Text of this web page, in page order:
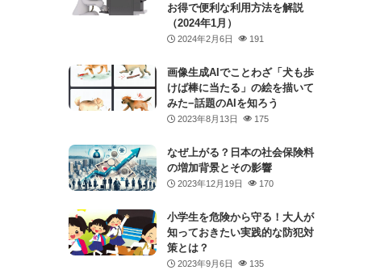
お得で便利な利用方法を解説
（2024年1月）
2024年2月6日 191
画像生成AIでことわざ「犬も歩
けば棒に当たる」の絵を描いて
みた−話題のAIを知ろう
2023年8月13日 175
なぜ上がる？日本の社会保険料
の増加背景とその影響
2023年12月19日 170
小学生を危険から守る！大人が
知っておきたい実践的な防犯対
策とは？
2023年9月6日 135